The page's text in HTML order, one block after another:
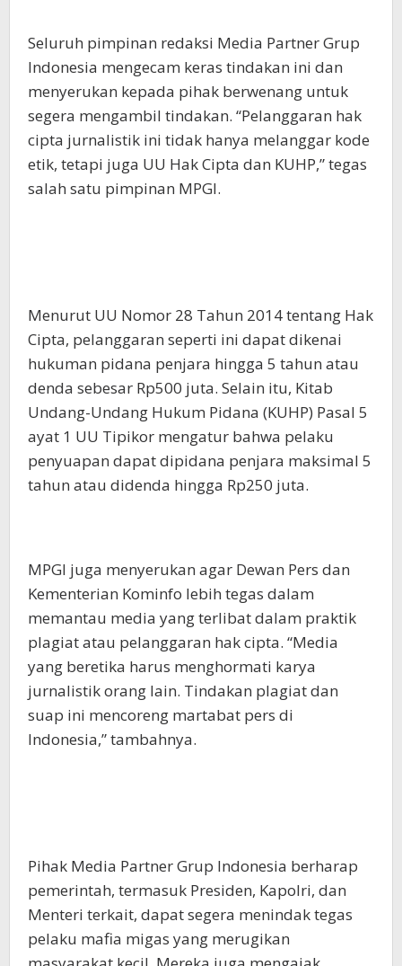
Seluruh pimpinan redaksi Media Partner Grup
Indonesia mengecam keras tindakan ini dan
menyerukan kepada pihak berwenang untuk
segera mengambil tindakan. “Pelanggaran hak
cipta jurnalistik ini tidak hanya melanggar kode
etik, tetapi juga UU Hak Cipta dan KUHP,” tegas
salah satu pimpinan MPGI.
Menurut UU Nomor 28 Tahun 2014 tentang Hak
Cipta, pelanggaran seperti ini dapat dikenai
hukuman pidana penjara hingga 5 tahun atau
denda sebesar Rp500 juta. Selain itu, Kitab
Undang-Undang Hukum Pidana (KUHP) Pasal 5
ayat 1 UU Tipikor mengatur bahwa pelaku
penyuapan dapat dipidana penjara maksimal 5
tahun atau didenda hingga Rp250 juta.
MPGI juga menyerukan agar Dewan Pers dan
Kementerian Kominfo lebih tegas dalam
memantau media yang terlibat dalam praktik
plagiat atau pelanggaran hak cipta. “Media
yang beretika harus menghormati karya
jurnalistik orang lain. Tindakan plagiat dan
suap ini mencoreng martabat pers di
Indonesia,” tambahnya.
Pihak Media Partner Grup Indonesia berharap
pemerintah, termasuk Presiden, Kapolri, dan
Menteri terkait, dapat segera menindak tegas
pelaku mafia migas yang merugikan